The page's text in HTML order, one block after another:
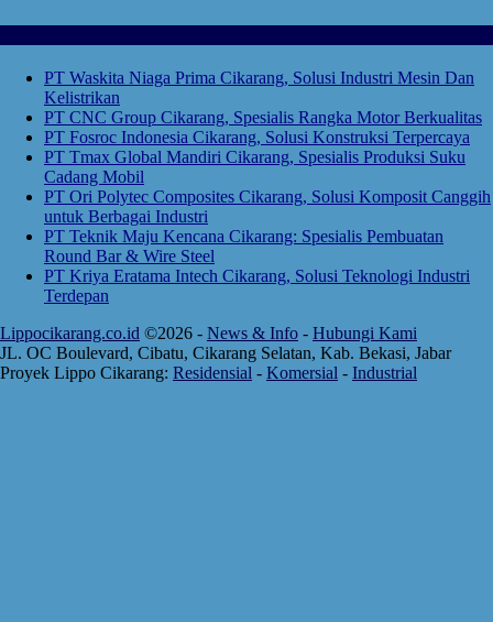
PT Waskita Niaga Prima Cikarang, Solusi Industri Mesin Dan
Kelistrikan
PT CNC Group Cikarang, Spesialis Rangka Motor Berkualitas
PT Fosroc Indonesia Cikarang, Solusi Konstruksi Terpercaya
PT Tmax Global Mandiri Cikarang, Spesialis Produksi Suku
Cadang Mobil
PT Ori Polytec Composites Cikarang, Solusi Komposit Canggih
untuk Berbagai Industri
PT Teknik Maju Kencana Cikarang: Spesialis Pembuatan
Round Bar & Wire Steel
PT Kriya Eratama Intech Cikarang, Solusi Teknologi Industri
Terdepan
Lippocikarang.co.id ©2026 - News & Info - Hubungi Kami
JL. OC Boulevard, Cibatu, Cikarang Selatan, Kab. Bekasi, Jabar
Proyek Lippo Cikarang: Residensial - Komersial - Industrial